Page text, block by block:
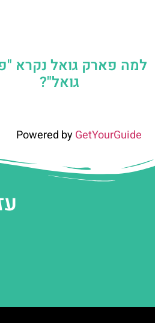
למה פארק גואל נקרא
גואל"?
Powered byGetYourGuide